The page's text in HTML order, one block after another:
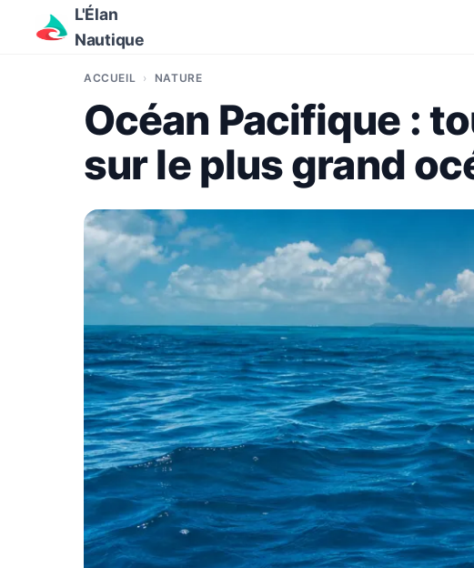
L'Élan
Nautique
ACCUEIL NATURE
Océan Pacifique :
sur le plus grand